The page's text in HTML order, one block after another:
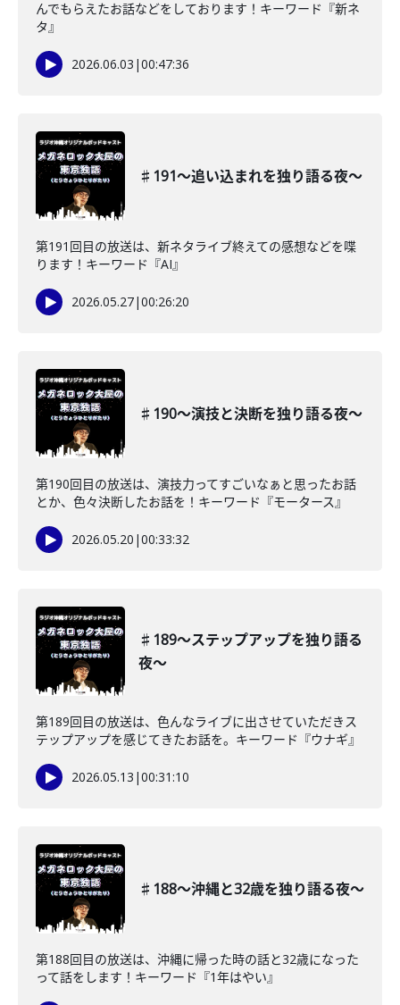
んでもらえたお話などをしております！キーワード『新ネ
タ』
2026.06.03 |00:47:36
♯191〜追い込まれを独り語る夜〜
第191回目の放送は、新ネタライブ終えての感想などを喋
ります！キーワード『AI』
2026.05.27|00:26:20
♯190〜演技と決断を独り語る夜〜
第190回目の放送は、演技力ってすごいなぁと思ったお話
とか、色々決断したお話を！キーワード『モータース』
2026.05.20 |00:33:32
♯189〜ステップアップを独り語る
夜〜
第189回目の放送は、色んなライブに出させていただきス
テップアップを感じてきたお話を。キーワード『ウナギ』
2026.05.13 |00:31:10
♯188〜沖縄と32歳を独り語る夜〜
第188回目の放送は、沖縄に帰った時の話と32歳になった
って話をします！キーワード『1年はやい』